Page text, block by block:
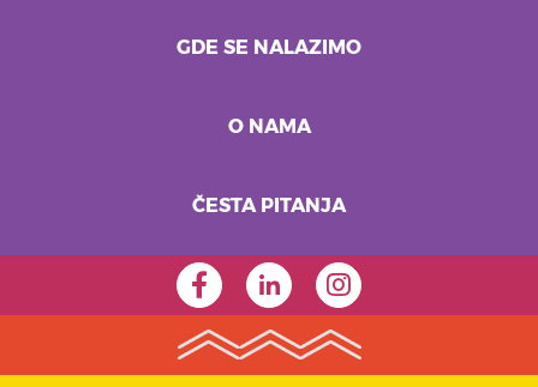
GDE SE NALAZIMO
O NAMA
ČESTA PITANJA